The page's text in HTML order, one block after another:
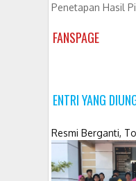
Penetapan Hasil
FANSPAGE
ENTRI YANG
Resmi Berganti,